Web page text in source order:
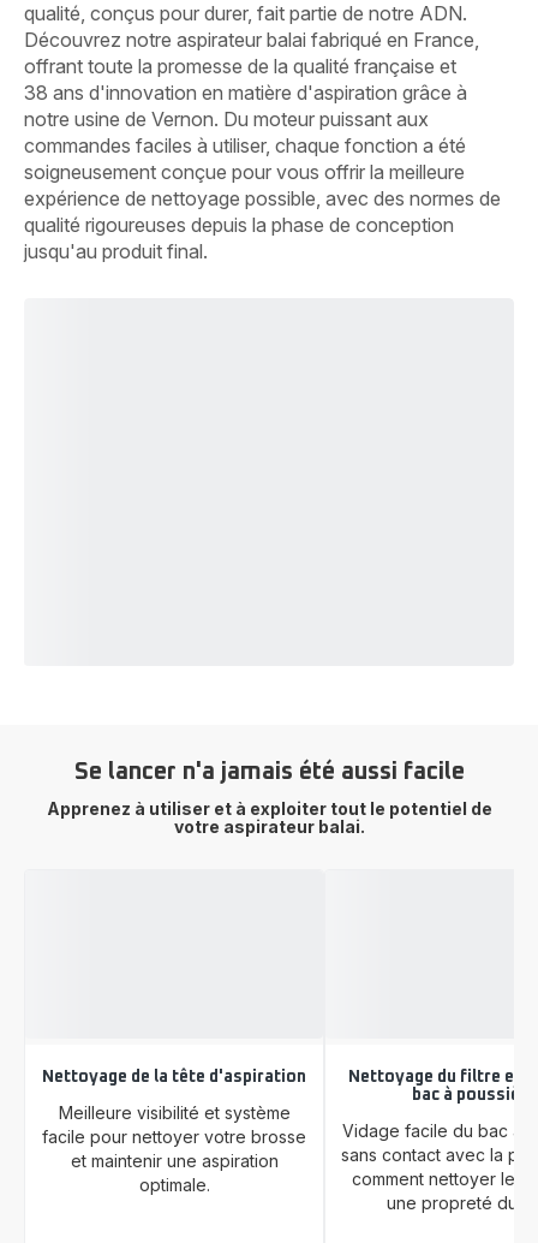
qualité, conçus pour durer, fait partie de notre ADN.
Découvrez notre aspirateur balai fabriqué en France,
offrant toute la promesse de la qualité française et
38 ans d'innovation en matière d'aspiration grâce à
notre usine de Vernon. Du moteur puissant aux
commandes faciles à utiliser, chaque fonction a été
soigneusement conçue pour vous offrir la meilleure
expérience de nettoyage possible, avec des normes de
qualité rigoureuses depuis la phase de conception
jusqu'au produit final.
Se lancer n'a jamais été aussi facile
Apprenez à utiliser et à exploiter tout le potentiel de
votre aspirateur balai.
Nettoyage de la tête d'aspiration
Meilleure visibilité et système
facile pour nettoyer votre brosse
et maintenir une aspiration
optimale.
Nettoyage du filtre et
bac à poussière
Vidage facile du bac à
sans contact avec la
comment nettoyer le
une propreté